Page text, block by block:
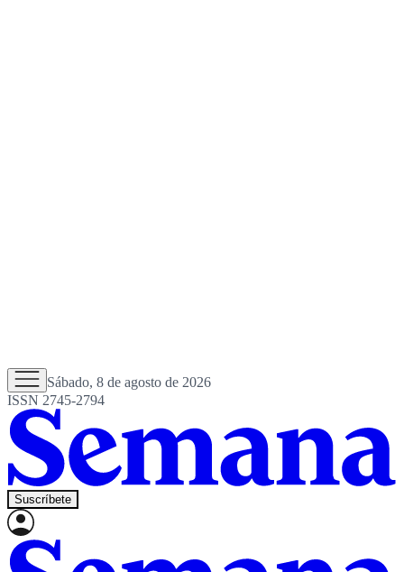
Sábado, 8 de agosto de 2026
ISSN 2745-2794
Suscríbete